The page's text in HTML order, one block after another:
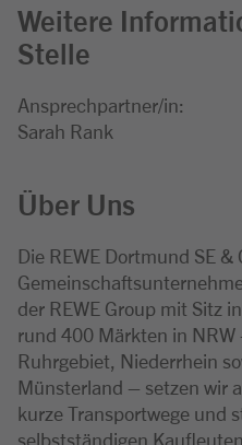
Weitere
Stelle
Ansprechpartner/in:
Sarah Rank
Über Uns
Die REWE Dortmund SE &
der REWE Group mit Sitz
rund 400 Märkten in
Ruhrgebiet, Niederrhein
Münsterland – setzen wir
kurze Transportwege und
selbstständigen Kaufleuten.